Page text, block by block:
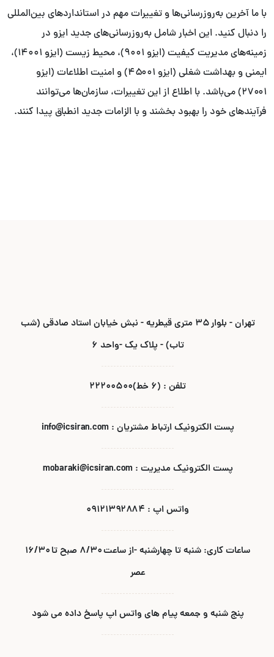
با ما آخرین به‌روزرسانی‌ها و تغییرات مهم در استانداردهای بین‌المللی
را دنبال کنید. این اخبار شامل به‌روزرسانی‌های جدید ایزو در
زمینه‌های مدیریت کیفیت (ایزو ۹۰۰۱)، محیط زیست (ایزو ۱۴۰۰۱)،
ایمنی و بهداشت شغلی (ایزو ۴۵۰۰۱) و امنیت اطلاعات (ایزو
۲۷۰۰۱) می‌باشد. با اطلاع از این تغییرات، سازمان‌ها می‌توانند
فرآیندهای خود را بهبود بخشند و با الزامات جدید انطباق پیدا کنند.
تهران - بلوار ۳۵ متری قیطریه - نبش خیابان استاد صادقی (شب
تاب) - پلاک یک -واحد ۶
تلفن : (۶ خط)۲۲۲۰۰۵۰۰
پست الکترونیک ارتباط مشتریان : info@icsiran.com
پست الکترونیک مدیریت : mobaraki@icsiran.com
واتس اپ : ۰۹۱۲۱۳۹۲۸۸۴
ساعات کاری: شنبه تا چهارشنبه -از ساعت ۸/۳۰ صبح تا ۱۶/۳۰
عصر
پنج شنبه و جمعه پیام های واتس اپ پاسخ داده می شود